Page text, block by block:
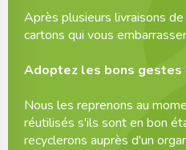
Après plusieurs livraisons
cartons qui vous
Adoptez les bons gestes
Nous les reprenons au
réutilisés s'ils sont en bon
recyclerons auprès d'un